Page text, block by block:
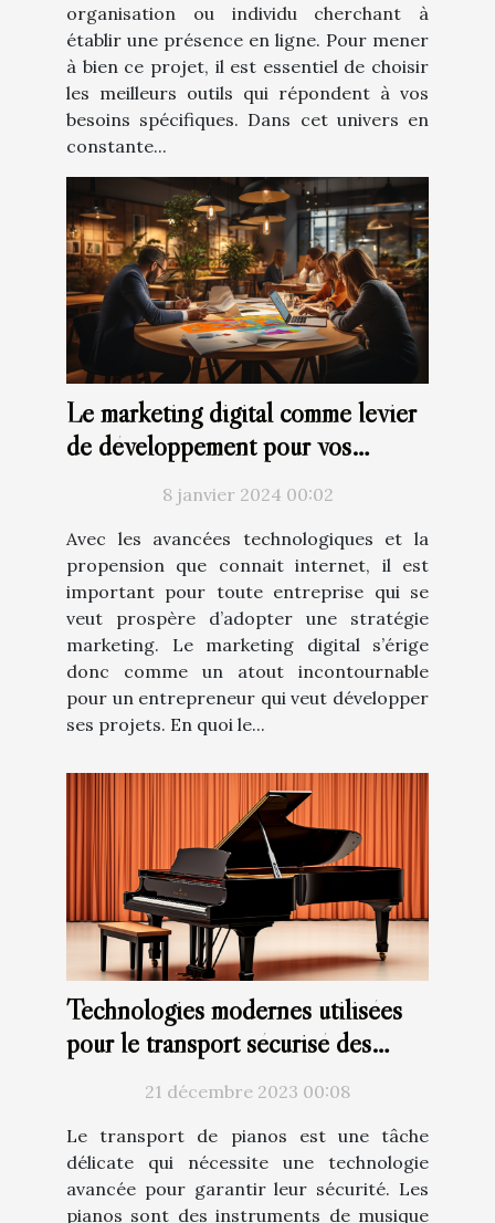
organisation ou individu cherchant à
établir une présence en ligne. Pour mener
à bien ce projet, il est essentiel de choisir
les meilleurs outils qui répondent à vos
besoins spécifiques. Dans cet univers en
constante...
Le marketing digital comme levier
de développement pour vos
8 janvier 2024 00:02
Avec les avancées technologiques et la
propension que connait internet, il est
important pour toute entreprise qui se
veut prospère d’adopter une stratégie
marketing. Le marketing digital s’érige
donc comme un atout incontournable
pour un entrepreneur qui veut développer
ses projets. En quoi le...
Technologies modernes utilisées
pour le transport sécurisé des
21 décembre 2023 00:08
Le transport de pianos est une tâche
délicate qui nécessite une technologie
avancée pour garantir leur sécurité. Les
pianos sont des instruments de musique